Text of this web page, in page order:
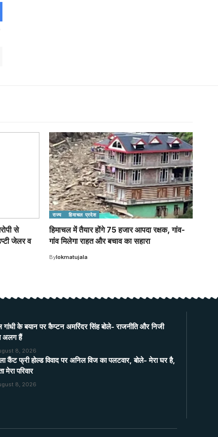
से
जेलर व
राज्य हिमाचल प्रदेश
हिमाचल में तैयार होंगे 75 हजार आपदा रक्षक, गांव-
गांव मिलेगा राहत और बचाव का सहारा
Bylokmatujala
गांधी के बयान पर कैप्टन अमरिंदर सिंह बोले- राजनीति और निजी
अलग हैं
8, 2026
कैंट फ्री होल्ड विवाद पर अनिल विज का पलटवार, बोले- मेरा घर है,
मेरा परिवार
8, 2026